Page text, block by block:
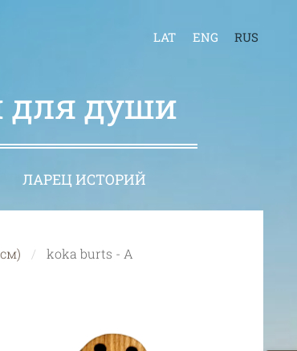
LAT ENG RUS
для души
ЛАРЕЦ ИСТОРИЙ
koka burts - A